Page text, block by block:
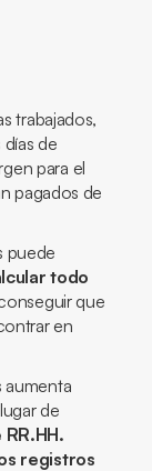
trabajados,
de
para el
pagados de
puede
todo
que
en
aumenta
de
registros